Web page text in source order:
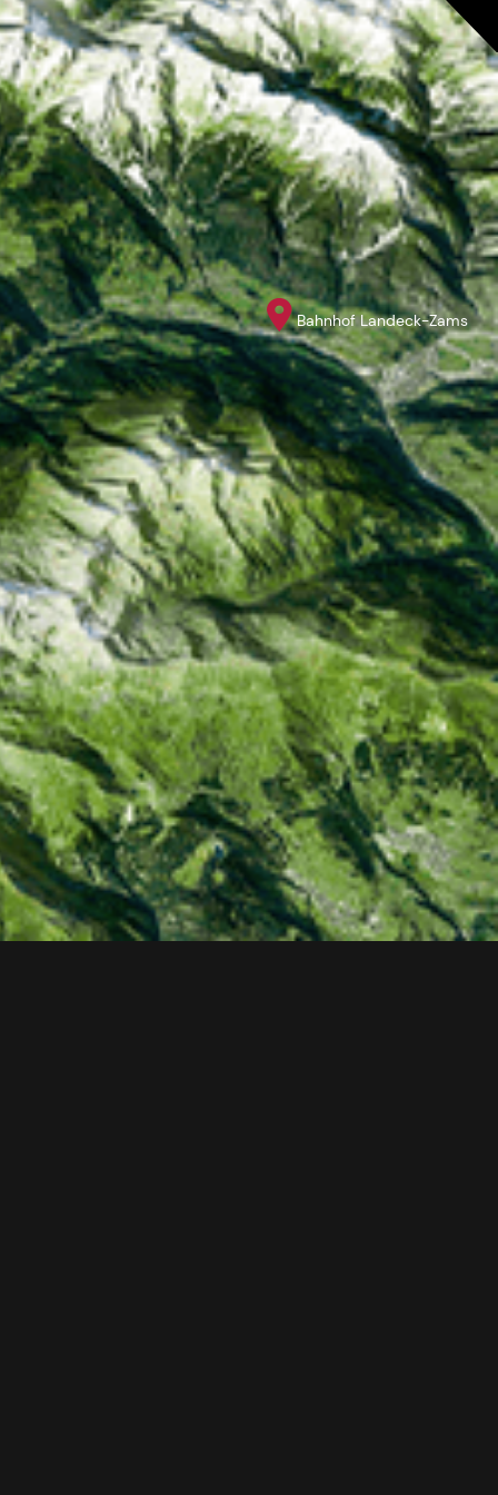
Bahnhof Landeck-Zams